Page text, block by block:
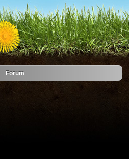
Forum